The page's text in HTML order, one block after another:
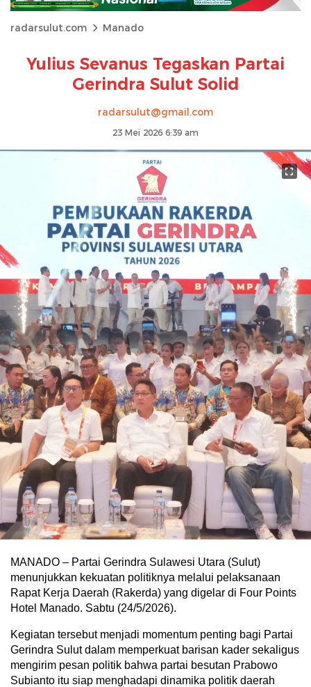
radarsulut.com Manado
Yulius Sevanus Tegaskan Partai
Gerindra Sulut Solid
radarsulut@gmail.com
23 Mei 2026 6:39 am
MANADO – Partai Gerindra Sulawesi Utara (Sulut)
menunjukkan kekuatan politiknya melalui pelaksanaan
Rapat Kerja Daerah (Rakerda) yang digelar di Four Points
Hotel Manado. Sabtu (24/5/2026).
Kegiatan tersebut menjadi momentum penting bagi Partai
Gerindra Sulut dalam memperkuat barisan kader sekaligus
mengirim pesan politik bahwa partai besutan Prabowo
Subianto itu siap menghadapi dinamika politik daerah